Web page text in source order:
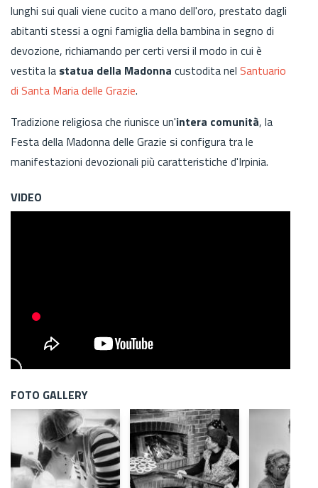
lunghi sui quali viene cucito a mano dell'oro, prestato dagli
abitanti stessi a ogni famiglia della bambina in segno di
devozione, richiamando per certi versi il modo in cui è
vestita la statua della Madonna custodita nel Santuario
di Santa Maria delle Grazie.
Tradizione religiosa che riunisce un'intera comunità, la
Festa della Madonna delle Grazie si configura tra le
manifestazioni devozionali più caratteristiche d'Irpinia.
VIDEO
FOTO GALLERY